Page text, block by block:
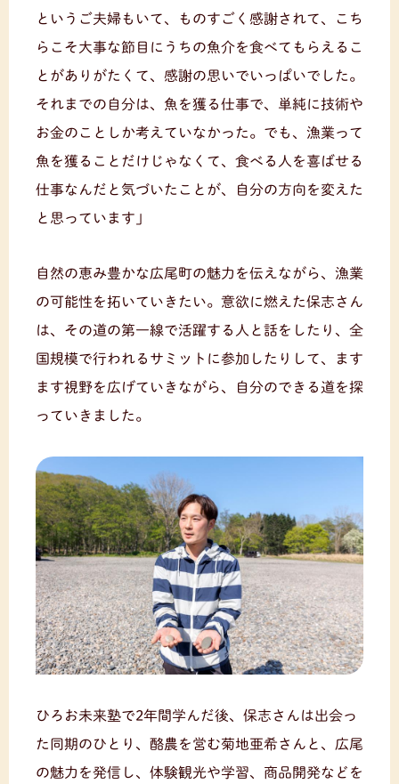
というご夫婦もいて、ものすごく感謝されて、こち
らこそ大事な節目にうちの魚介を食べてもらえるこ
とがありがたくて、感謝の思いでいっぱいでした。
それまでの自分は、魚を獲る仕事で、単純に技術や
お金のことしか考えていなかった。でも、漁業って
魚を獲ることだけじゃなくて、食べる人を喜ばせる
仕事なんだと気づいたことが、自分の方向を変えた
と思っています」
自然の恵み豊かな広尾町の魅力を伝えながら、漁業
の可能性を拓いていきたい。意欲に燃えた保志さん
は、その道の第一線で活躍する人と話をしたり、全
国規模で行われるサミットに参加したりして、ます
ます視野を広げていきながら、自分のできる道を探
っていきました。
ひろお未来塾で2年間学んだ後、保志さんは出会っ
た同期のひとり、酪農を営む菊地亜希さんと、広尾
の魅力を発信し、体験観光や学習、商品開発などを